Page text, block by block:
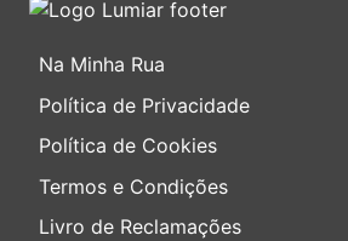
Na Minha Rua
Política de Privacidade
Política de Cookies
Termos e Condições
Livro de Reclamações